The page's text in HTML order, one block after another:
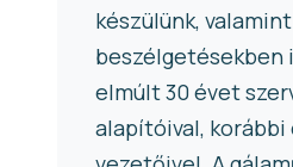
készülünk,
beszélgetésekben
elmúlt 30 évet
alapítóival, korábbi